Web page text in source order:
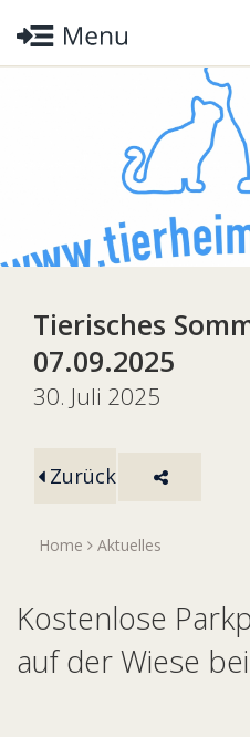
Tierisches
07.09.2025
30. Juli 2025
Zurück
Home Aktuelles
Kostenlose
auf der Wiese